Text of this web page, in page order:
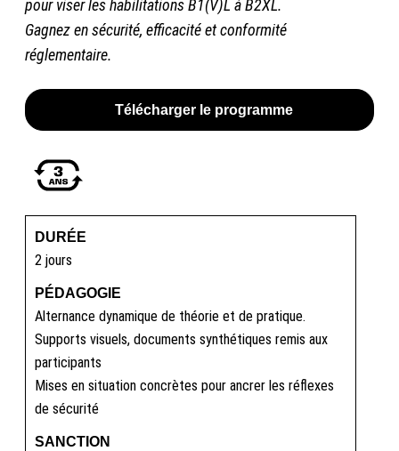
pour viser les habilitations B1(V)L à B2XL.
Gagnez en sécurité, efficacité et conformité
réglementaire.
Télécharger le programme
DURÉE
2 jours
PÉDAGOGIE
Alternance dynamique de théorie et de pratique.
Supports visuels, documents synthétiques remis aux
participants
Mises en situation concrètes pour ancrer les réflexes
de sécurité
SANCTION